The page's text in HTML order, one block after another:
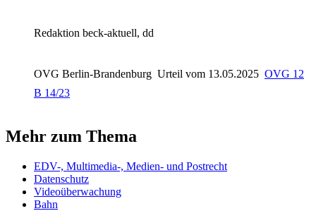
Redaktion beck-aktuell, dd
OVG Berlin-Brandenburg Urteil vom 13.05.2025 OVG 12
B 14/23
Mehr zum Thema
EDV-, Multimedia-, Medien- und Postrecht
Datenschutz
Videoüberwachung
Bahn